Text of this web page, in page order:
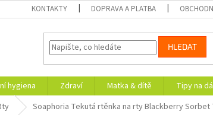
KONTAKTY DOPRAVA A PLATBA
HLEDAT
hygiena Zdraví Matka & dítě Tipy na
Soaphoria Tekutá rtěnka na rty Blackberry Sorbet